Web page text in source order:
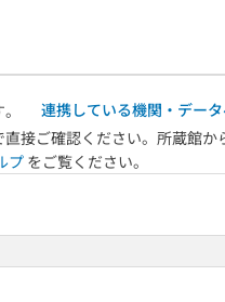
連携している機関・デー
接ご確認ください。所蔵館
プをご覧ください。